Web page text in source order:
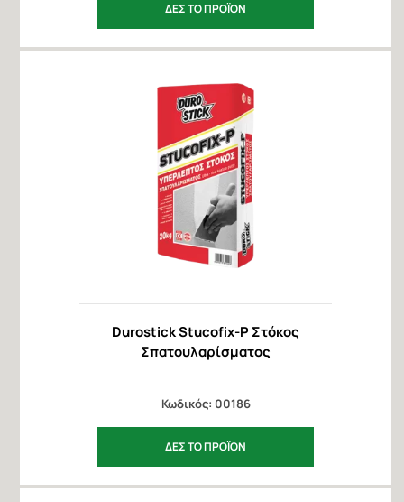
ΔΕΣ ΤΟ ΠΡΟΪΟΝ
Durostick Stucofix-P Στόκος
Σπατουλαρίσματος
Κωδικός: 00186
ΔΕΣ ΤΟ ΠΡΟΪΟΝ